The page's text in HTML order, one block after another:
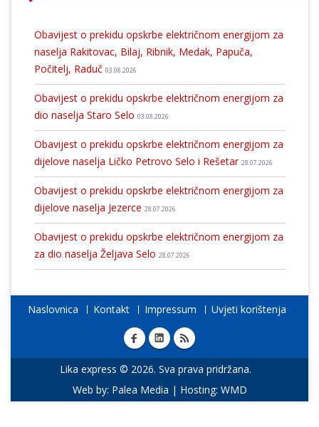
Obavijest o prekidu opskrbe električnom energijom za
naselja Rakitovac, Bilaj, Ribnik, Medak, Papuča,
Počitelj, Raduč 03.08.2026
Obavijest o prekidu opskrbe električnom energijom za
dio naselja Staro Selo 03.08.2026
Obavijest o prekidu opskrbe električnom energijom za
dijelove naselja Ličko Petrovo Selo i Rešetar 28.07.2026
Obavijest o prekidu opskrbe električnom energijom za
dijelove naselja Jezerce 28.07.2026
Obavijest o prekidu opskrbe električnom energijom za
za dio naselja Željava Selo 28.07.2026
Naslovnica Kontakt Impressum Uvjeti korištenja
Lika express © 2026. Sva prava pridržana.
Web by: Palea Media | Hosting: WMD